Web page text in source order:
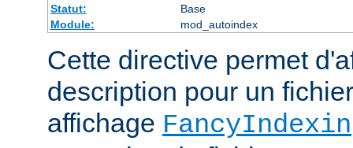
Statut:
Base
Module:
mod_autoindex
Cette directive permet
description pour un
affichage